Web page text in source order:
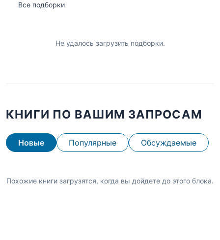
Все подборки
Не удалось загрузить подборки.
КНИГИ ПО ВАШИМ ЗАПРОСАМ
Новые Популярные Обсуждаемые
Похожие книги загрузятся, когда вы дойдете до этого блока.